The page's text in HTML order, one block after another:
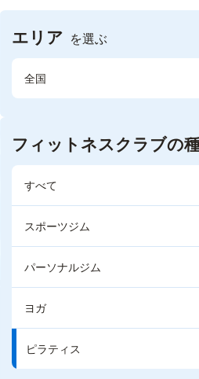
エリア を選ぶ
全国
フィットネスクラブの
すべて
スポーツジム
パーソナルジム
ヨガ
ピラティス